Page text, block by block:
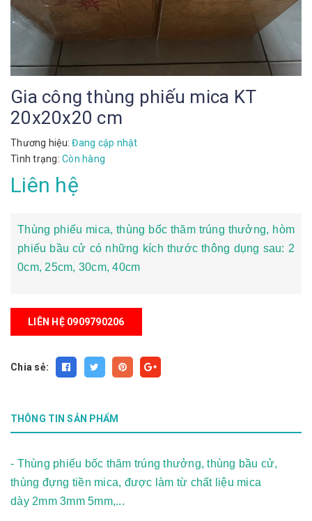
Gia công thùng phiếu mica KT
20x20x20 cm
Thương hiệu: Đang cập nhật
Tình trạng: Còn hàng
Liên hệ
Thùng phiếu mica, thùng bốc thăm trúng thưởng, hòm
phiếu bầu cử có những kích thước thông dụng sau: 2
0cm, 25cm, 30cm, 40cm
LIÊN HỆ 0909790206
Chia sẻ:
THÔNG TIN SẢN PHẨM
- Thùng phiếu bốc thăm trúng thưởng, thùng bầu cử,
thùng đựng tiền mica, được làm từ chất liệu mica
dày 2mm 3mm 5mm,...